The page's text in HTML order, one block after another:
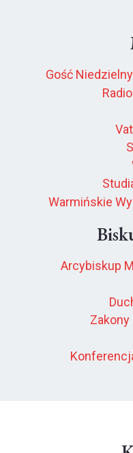
Gość
Warmińskie
Arcybiskup